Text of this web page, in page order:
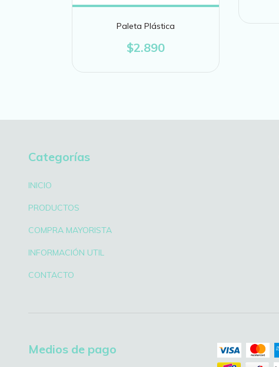
Paleta Plástica
$2.890
Categorías
INICIO
PRODUCTOS
COMPRA MAYORISTA
INFORMACIÓN UTIL
CONTACTO
Medios de pago